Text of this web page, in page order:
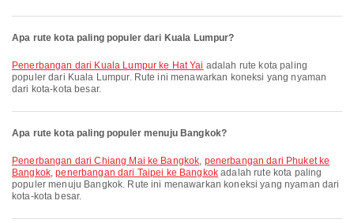
Apa rute kota paling populer dari Kuala Lumpur?
penerbangan dari Kuala Lumpur ke Hat Yai adalah rute kota paling
populer dari Kuala Lumpur. Rute ini menawarkan koneksi yang nyaman
dari kota-kota besar.
Apa rute kota paling populer menuju Bangkok?
penerbangan dari Chiang Mai ke Bangkok, penerbangan dari Phuket ke
Bangkok,penerbangan dari Taipei ke Bangkok adalah rute kota paling
populer menuju Bangkok. Rute ini menawarkan koneksi yang nyaman dari
kota-kota besar.